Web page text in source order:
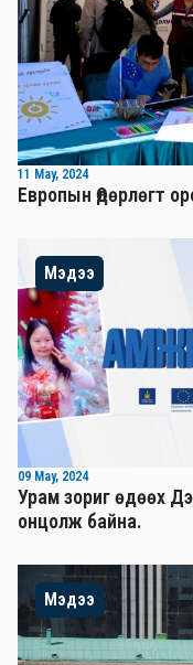
11 May, 2024
Европын Өдөрлөгт
Мэдээ
09 May, 2024
Урам зориг өдөөх
онцолж байна.
Мэдээ